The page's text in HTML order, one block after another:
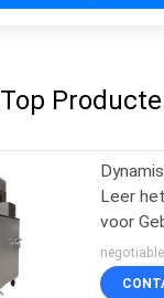
Top
Leer
voor
ISO